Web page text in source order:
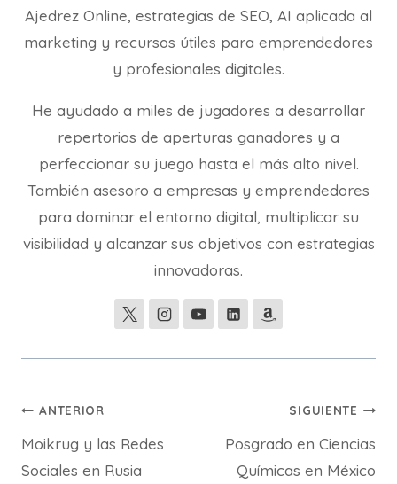
Ajedrez Online, estrategias de SEO, AI aplicada al
marketing y recursos útiles para emprendedores
y profesionales digitales.
He ayudado a miles de jugadores a desarrollar
repertorios de aperturas ganadores y a
perfeccionar su juego hasta el más alto nivel.
También asesoro a empresas y emprendedores
para dominar el entorno digital, multiplicar su
visibilidad y alcanzar sus objetivos con estrategias
innovadoras.
Navegación
de
ANTERIOR
Moikrug y las Redes
Sociales en Rusia
SIGUIENTE
Posgrado en Ciencias
Químicas en México